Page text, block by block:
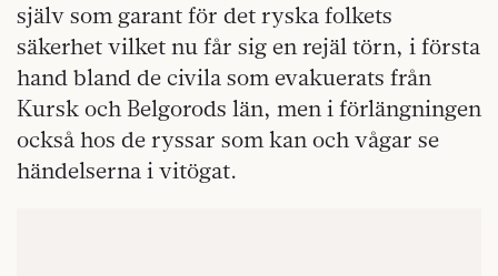
själv som garant för det ryska folkets
säkerhet vilket nu får sig en rejäl törn, i första
hand bland de civila som evakuerats från
Kursk och Belgorods län, men i förlängningen
också hos de ryssar som kan och vågar se
händelserna i vitögat.